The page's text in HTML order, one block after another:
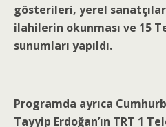
gösterileri, yerel
ilahilerin okunması ve 15
sunumları yapıldı.
Programda ayrıca
Tayyip Erdoğan’ın TRT 1